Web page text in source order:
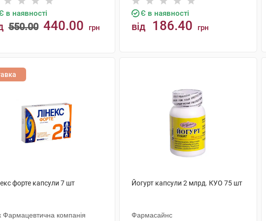
в наявності
550.00 440.00 грн
Є в наявності
від 186.40 грн
форте капсули 7 шт
Фармацевтична компанія
Йогурт капсули 2 млрд. КУО 75 шт
Фармасайнс